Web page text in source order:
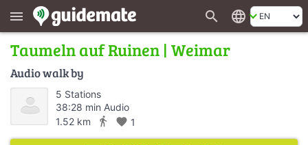
menu search language
Taumeln auf Ruinen | Weimar
Audio walk by
5 Stations
38:28 min Audio
1.52 km
directions_walk favorite 1